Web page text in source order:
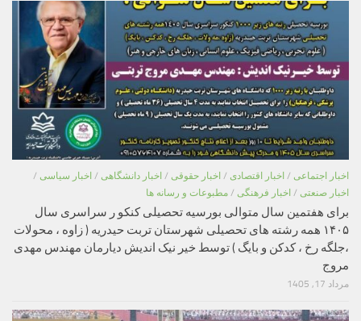
اخبار اجتماعی / اخبار اقتصادی / اخبار حقوقی / اخبار دانشگاهی / اخبار سیاسی /
اخبار صنعتی / اخبار فرهنگی / مطبوعات و رسانه ها
برای هفتمین سال متوالی بورسیه تحصیلی کنکو ر سراسری سال
۱۴۰۵ همه رشته های تحصیلی شهرستان تربت حیدریه ( زاوه ، محولات
،جلگه رخ ، کدکن و بایگ ) توسط خیر نیک اندیش دیارمان مهندس مهدی
مروج
مرداد 17, 1405